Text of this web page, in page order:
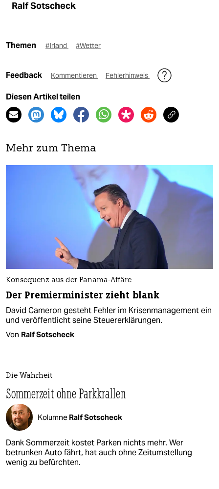
Ralf Sotscheck
Themen #Irland #Wetter
Feedback Kommentieren Fehlerhinweis
Diesen Artikel teilen
Mehr zum Thema
Konsequenz aus der Panama-Affäre
Der Premierminister zieht blank
David Cameron gesteht Fehler im Krisenmanagement ein
und veröffentlicht seine Steuererklärungen.
Von Ralf Sotscheck
Die Wahrheit
Sommerzeit ohne Parkkrallen
Kolumne Ralf Sotscheck
Dank Sommerzeit kostet Parken nichts mehr. Wer
betrunken Auto fährt, hat auch ohne Zeitumstellung
wenig zu befürchten.